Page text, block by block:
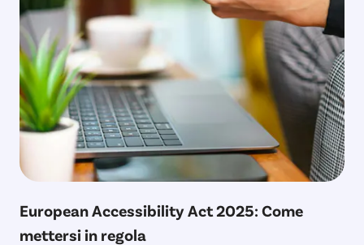
European Accessibility Act 2025: Come
mettersi in regola